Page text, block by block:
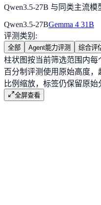
Qwen3.5-27B 与同类主流
Qwen3.5-27BGemma 4 31B
评测类别 :
全部 Agent能力评测 综合评
柱状图按当前筛选范围内每
百分制评测使用原始高度，
比例缩放，标签仍保留原始
全屏查看